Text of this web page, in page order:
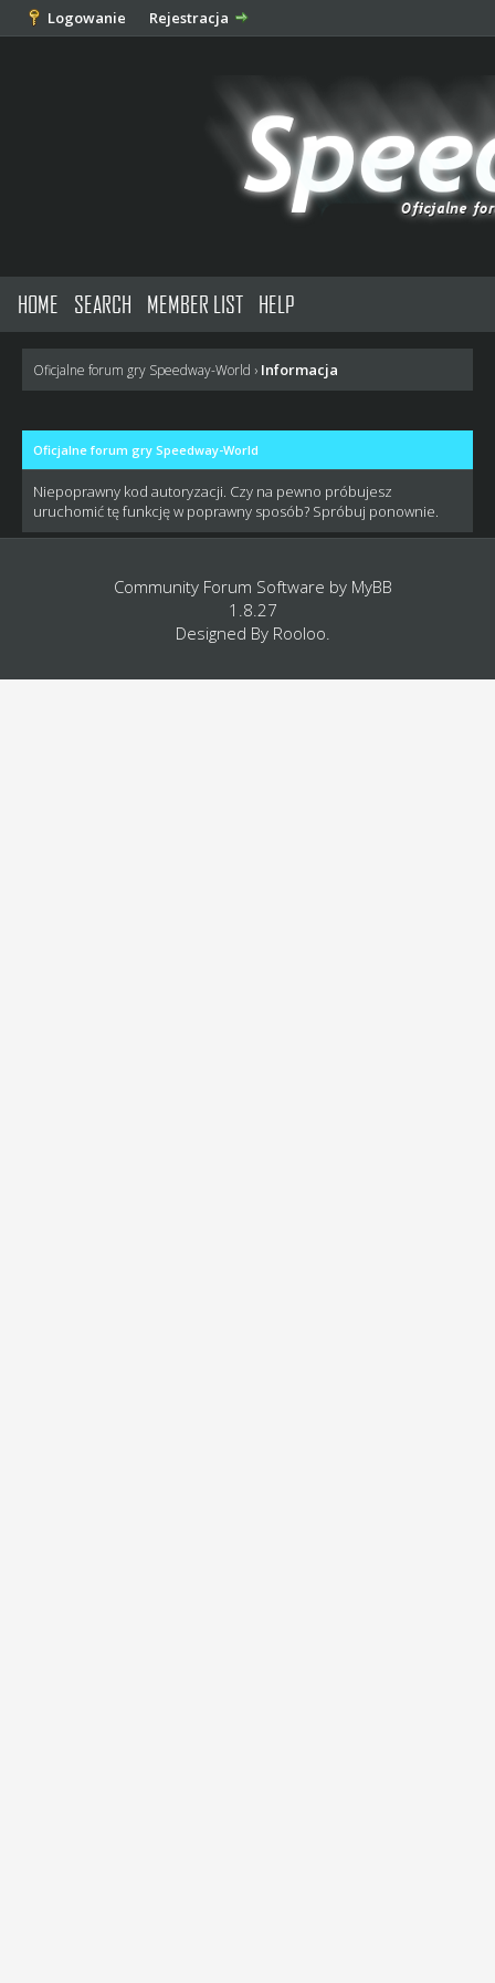
Logowanie Rejestracja
HOME SEARCH MEMBER LIST HELP
Oficjalne forum gry Speedway-World › Informacja
Oficjalne forum gry Speedway-World
Niepoprawny kod autoryzacji. Czy na pewno próbujesz
uruchomić tę funkcję w poprawny sposób? Spróbuj ponownie.
Community Forum Software by MyBB
1.8.27
Designed By Rooloo.